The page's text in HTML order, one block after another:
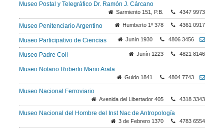
Museo Postal y Telegráfico Dr. Ramón J. Cárcano
Sarmiento 151, P.B. 4347 9973
Museo Penitenciario Argentino Humberto 1º 378 4361 0917
Museo Participativo de Ciencias Junín 1930 4806 3456
Museo Padre Coll Junín 1223 4821 8146
Museo Notario Roberto Mario Arata
Guido 1841 4804 7743
Museo Nacional Ferroviario
Avenida del Libertador 405 4318 3343
Museo Nacional del Hombre del Inst Nac de Antropología
3 de Febrero 1370 4783 6554